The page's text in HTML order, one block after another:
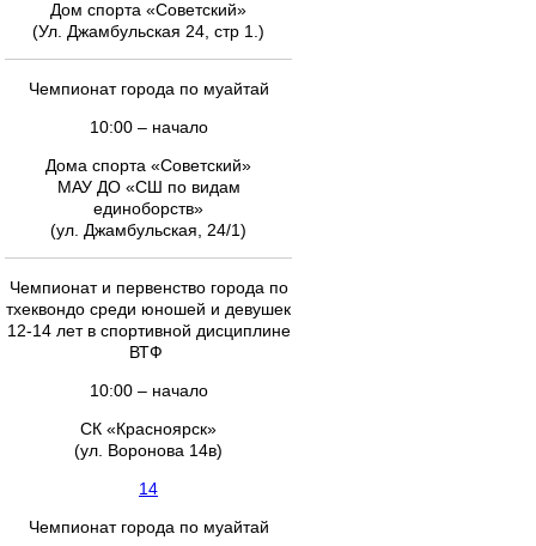
Дом спорта «Советский»
(Ул. Джамбульская 24, стр 1.)
Чемпионат города по муайтай
10:00 – начало
Дома спорта «Советский»
МАУ ДО «СШ по видам
единоборств»
(ул. Джамбульская, 24/1)
Чемпионат и первенство города по
тхеквондо среди юношей и девушек
12-14 лет в спортивной дисциплине
ВТФ
10:00 – начало
СК «Красноярск»
(ул. Воронова 14в)
14
Чемпионат города по муайтай